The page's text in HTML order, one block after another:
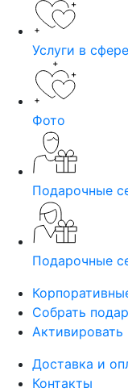
Услуги в
Фото
Подарочные
Подарочные
Собрать
Активировать
Доставка и
Контакты